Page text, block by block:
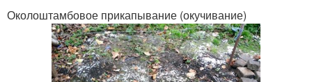
Околоштамбовое прикапывание (окучивание)